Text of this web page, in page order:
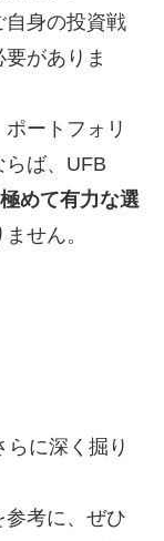
自身の投資戦
がありま
ートフォリ
らば、UFB
極めて有力な選
せん。
らに深く掘り
考に、ぜひ